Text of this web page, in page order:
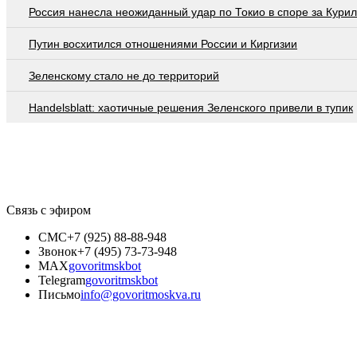
Россия нанесла неожиданный удар по Токио в споре за
Путин восхитился отношениями России и Киргизии
Зеленскому стало не до территорий
Handelsblatt: хаотичные решения Зеленского привели в тупик
Связь с эфиром
СМС+7 (925) 88-88-948
Звонок+7 (495) 73-73-948
MAXgovoritmskbot
Telegramgovoritmskbot
Письмоinfo@govoritmoskva.ru